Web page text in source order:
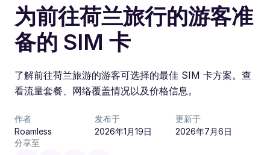
为前往荷兰旅行的游客准
备的 SIM 卡
了解前往荷兰旅游的游客可选择的最佳 SIM 卡方案。查
看流量套餐、网络覆盖情况以及价格信息。
作者
Roamless
发布于
2026年1月19日
更新于
2026年7月6日
分享至